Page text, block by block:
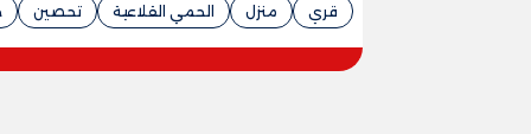
قري
منزل الحمي القلاعية تحصين